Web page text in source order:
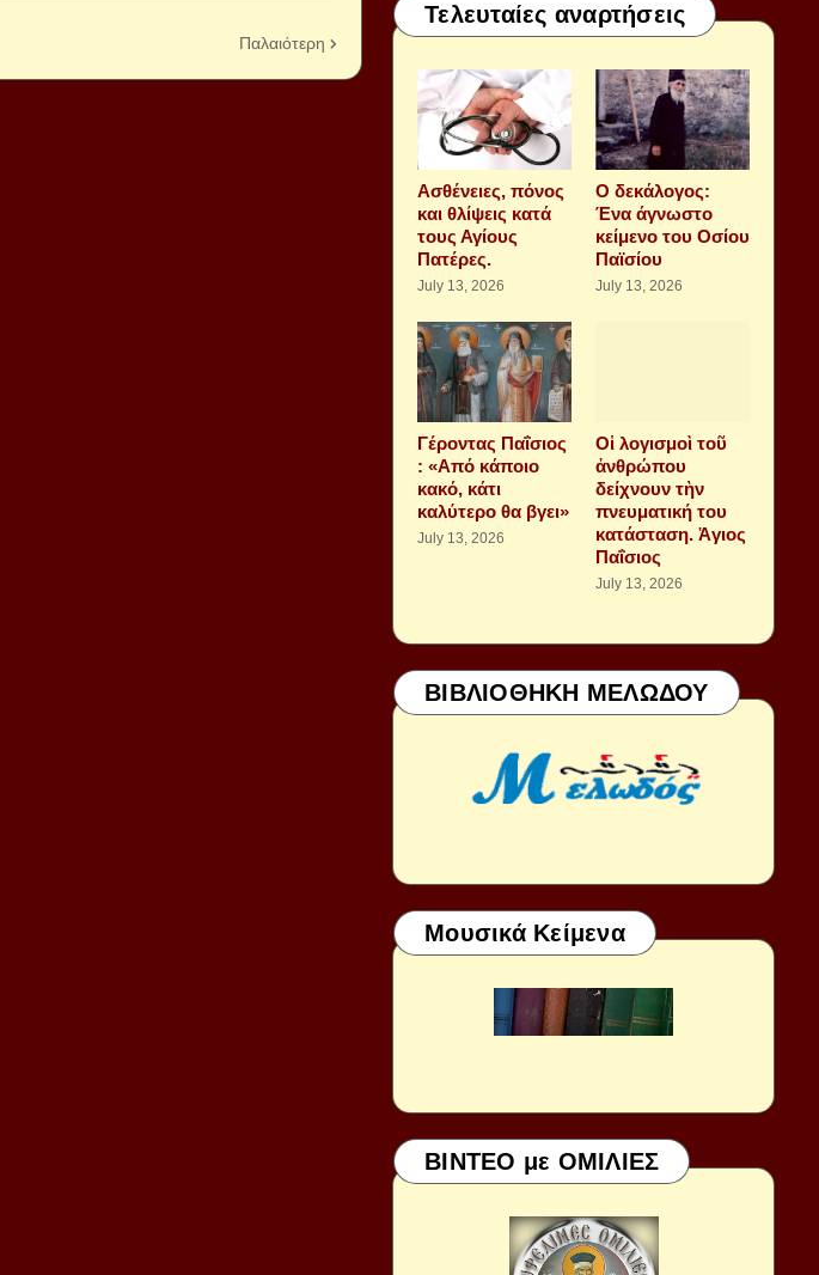
Παλαιότερη
Τελευταίες αναρτήσεις
Aσθένειες, πόνος
και θλίψεις κατά
τους Αγίους
Πατέρες.
July 13, 2026
Ο δεκάλογος:
Ένα άγνωστο
κείμενο του Οσίου
Παϊσίου
July 13, 2026
Γέροντας Παΐσιος
: «Από κάποιο
κακό, κάτι
καλύτερο θα βγει»
July 13, 2026
Οἱ λογισμοὶ τοῦ
ἀνθρώπου
δείχνουν τὴν
πνευματική του
κατάσταση. Ἁγιος
Παΐσιος
July 13, 2026
ΒΙΒΛΙΟΘΗΚΗ ΜΕΛΩΔΟΥ
Μουσικά Κείμενα
ΒΙΝΤΕΟ με ΟΜΙΛΙΕΣ